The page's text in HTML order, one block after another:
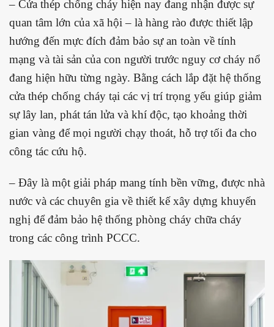
– Cửa thép chống cháy hiện nay đang nhận được sự
quan tâm lớn của xã hội – là hàng rào được thiết lập
hướng đến mực đích đảm bảo sự an toàn về tính
mạng và tài sản của con người trước nguy cơ cháy nổ
đang hiện hữu từng ngày. Bằng cách lắp đặt hệ thống
cửa thép chống cháy tại các vị trí trọng yếu giúp giảm
sự lây lan, phát tán lửa và khí độc, tạo khoảng thời
gian vàng để mọi người chạy thoát, hỗ trợ tối đa cho
công tác cứu hộ.
– Đây là một giải pháp mang tính bền vững, được nhà
nước và các chuyên gia về thiết kế xây dựng khuyến
nghị để đảm bảo hệ thống phòng cháy chữa cháy
trong các công trình PCCC.